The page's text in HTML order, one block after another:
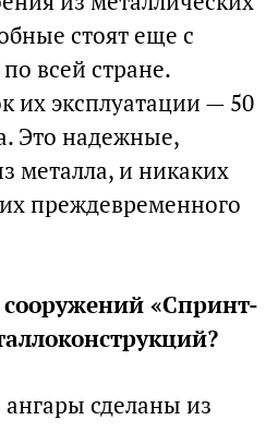
стоят еще с
всей стране.
их эксплуатации — 50
Это надежные,
металла, и никаких
преждевременного
«Спринт-
сделаны из